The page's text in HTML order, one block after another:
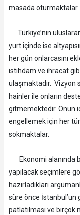
masada oturmaktalar.
Türkiye’nin
yurt içinde ise
her gün onlarcasını
istihdam ve ihracat
ulaşmaktadır. Vizyon
hainler ile onların
gitmemektedir. Onun
engellemek için her
sokmaktalar.
Ekonomi alanında
yapılacak seçimlere
hazırladıkları
süre önce İstanbul’un
patlatılması ve birçok